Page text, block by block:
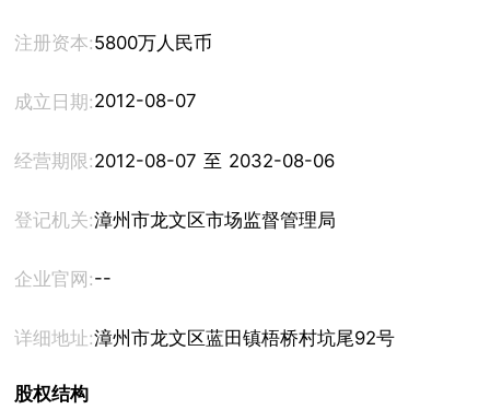
注册资本:5800万人民币
成立日期:2012-08-07
经营期限: 2012-08-07 至 2032-08-06
登记机关:漳州市龙文区市场监督管理局
企业官网:--
详细地址:漳州市龙文区蓝田镇梧桥村坑尾92号
股权结构